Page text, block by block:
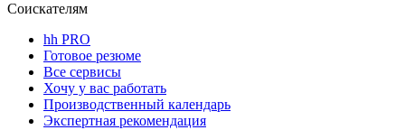
Соискателям
hh PRO
Готовое резюме
Все сервисы
Хочу у вас работать
Производственный календарь
Экспертная рекомендация